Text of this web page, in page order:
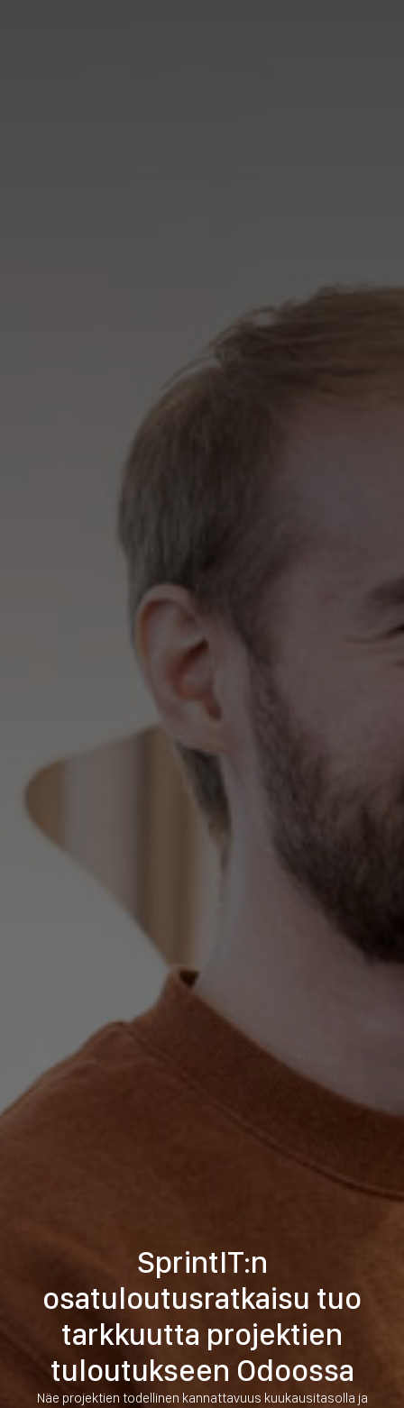
SprintIT:n
osatuloutusratkaisu tuo
tarkkuutta projektien
tuloutukseen Odoossa
Näe projektien todellinen kannattavuus kuukausitasolla ja